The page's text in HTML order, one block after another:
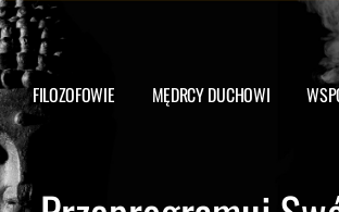
FILOZOFOWIE MĘDRCY DUCHOWI